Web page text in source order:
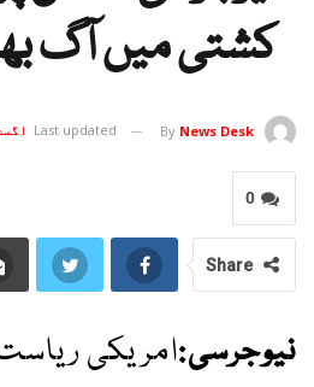
کشتی میں آگ
By News Desk
Last updated اگست 28,
0
Share
نیوجرسی:امریکی